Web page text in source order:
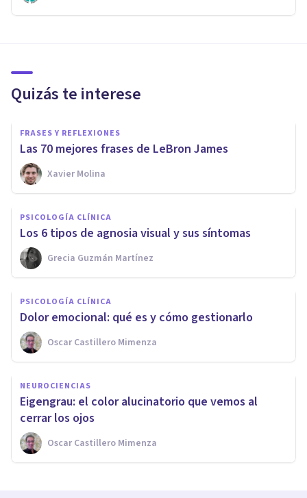
Quizás te interese
FRASES Y REFLEXIONES
Las 70 mejores frases de LeBron James
Xavier Molina
PSICOLOGÍA CLÍNICA
Los 6 tipos de agnosia visual y sus síntomas
Grecia Guzmán Martínez
PSICOLOGÍA CLÍNICA
Dolor emocional: qué es y cómo gestionarlo
Oscar Castillero Mimenza
NEUROCIENCIAS
Eigengrau: el color alucinatorio que vemos al
cerrar los ojos
Oscar Castillero Mimenza